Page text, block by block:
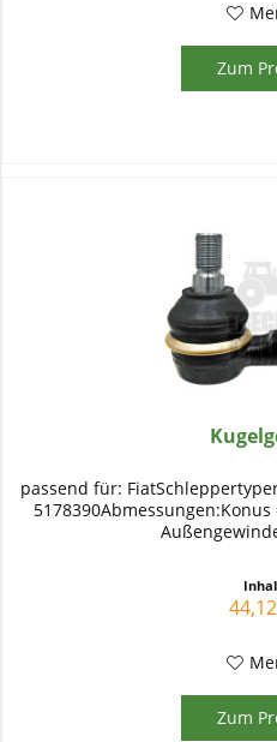
Zum
passend für:
Zum